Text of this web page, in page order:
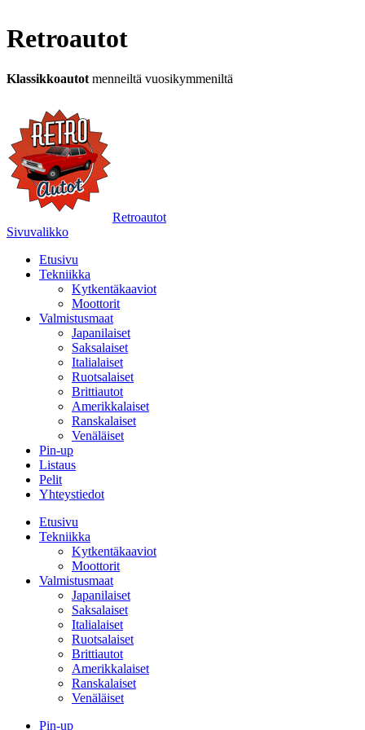
Retroautot
Klassikkoautot menneiltä vuosikymmeniltä
Retroautot
Sivuvalikko
Etusivu
Tekniikka
Kytkentäkaaviot
Moottorit
Valmistusmaat
Japanilaiset
Saksalaiset
Italialaiset
Ruotsalaiset
Brittiautot
Amerikkalaiset
Ranskalaiset
Venäläiset
Pin-up
Listaus
Pelit
Yhteystiedot
Etusivu
Tekniikka
Kytkentäkaaviot
Moottorit
Valmistusmaat
Japanilaiset
Saksalaiset
Italialaiset
Ruotsalaiset
Brittiautot
Amerikkalaiset
Ranskalaiset
Venäläiset
Pin-up